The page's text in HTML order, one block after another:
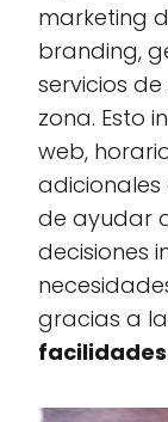
marketing
branding,
servicios
zona. Esto
web,
adicionales
de ayudar
decisiones
gracias a
facilidades.